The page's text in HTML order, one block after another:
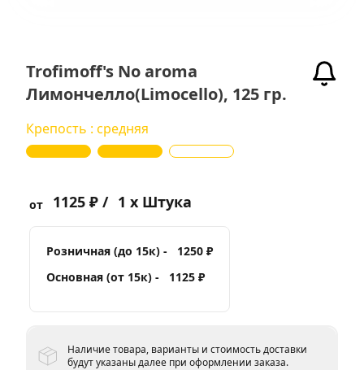
Trofimoff's No aroma
Лимончелло(Limocello), 125 гр.
Крепость : средняя
от 1125 ₽ / 1 x Штука
Розничная (до 15к) -
1250 ₽
Основная (от 15к) -
1125 ₽
Наличие товара, варианты и стоимость доставки
будут указаны далее при оформлении заказа.